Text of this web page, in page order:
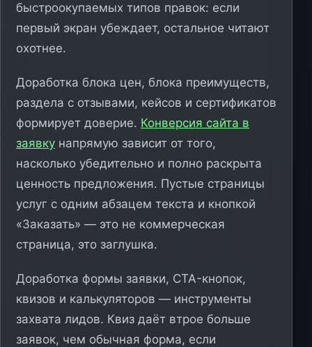
быстроокупаемых типов правок: если
первый экран убеждает, остальное читают
охотнее.
Доработка блока цен, блока преимуществ,
раздела с отзывами, кейсов и сертификатов
формирует доверие. Конверсия сайта в
заявку напрямую зависит от того,
насколько убедительно и полно раскрыта
ценность предложения. Пустые страницы
услуг с одним абзацем текста и кнопкой
«Заказать» — это не коммерческая
страница, это заглушка.
Доработка формы заявки, CTA-кнопок,
квизов и калькуляторов — инструменты
захвата лидов. Квиз даёт втрое больше
заявок, чем обычная форма, если